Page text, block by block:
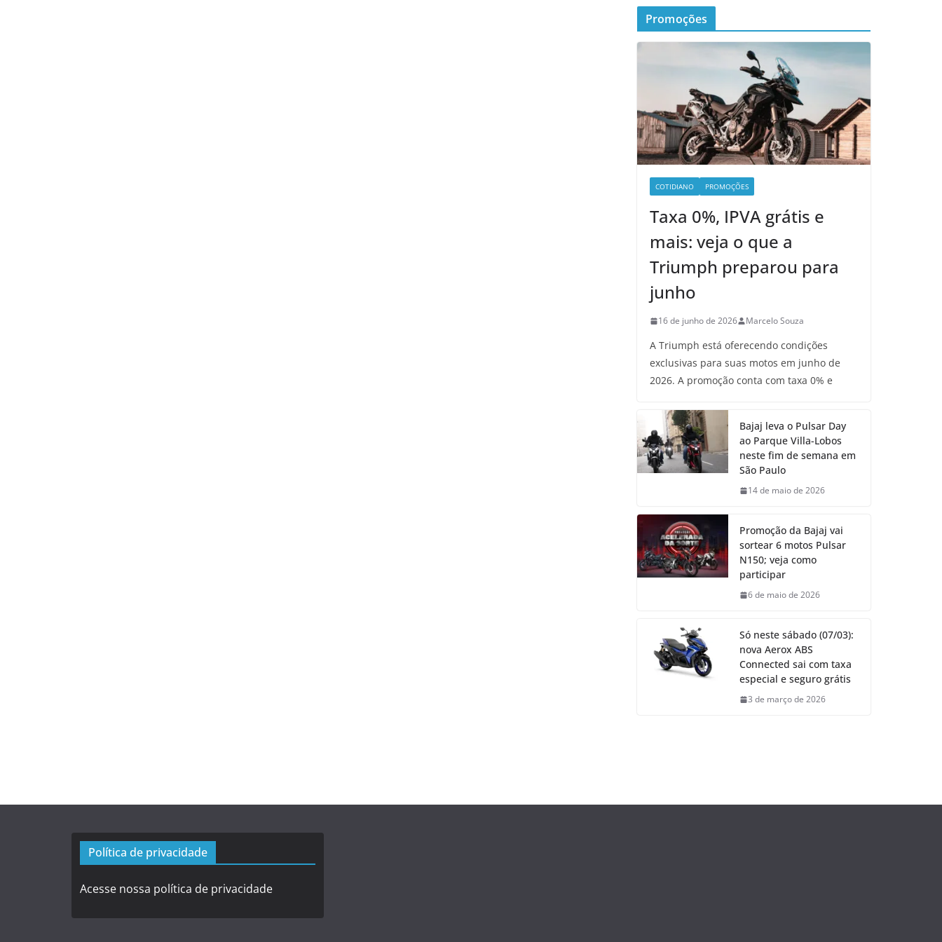
Promoções
COTIDIANO PROMOÇÕES
Taxa 0%, IPVA grátis e
mais: veja o que a
Triumph preparou para
junho
16 de junho de 2026 Marcelo Souza
A Triumph está oferecendo condições
exclusivas para suas motos em junho de
2026. A promoção conta com taxa 0% e
Bajaj leva o Pulsar Day
ao Parque Villa-Lobos
neste fim de semana em
São Paulo
14 de maio de 2026
Promoção da Bajaj vai
sortear 6 motos Pulsar
N150; veja como
participar
6 de maio de 2026
Só neste sábado (07/03):
nova Aerox ABS
Connected sai com taxa
especial e seguro grátis
3 de março de 2026
Política de privacidade
Acesse nossa política de privacidade